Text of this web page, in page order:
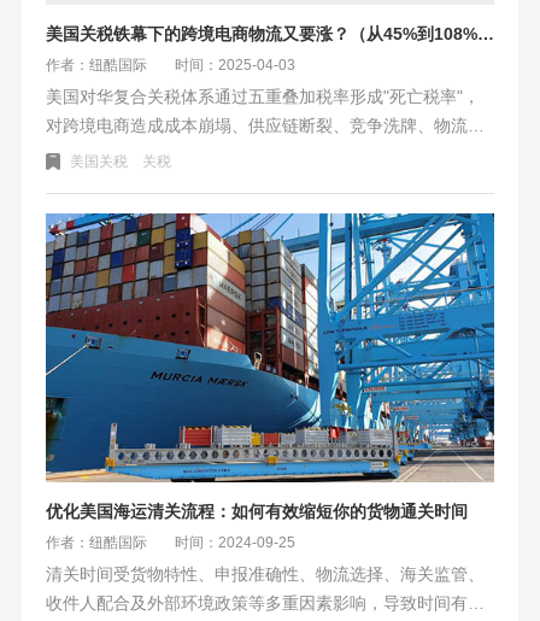
美国关税铁幕下的跨境电商物流又要涨？（从45%到108%的叠加绞杀）
作者：纽酷国际 时间：2025-04-03
美国对华复合关税体系通过五重叠加税率形成"死亡税率"，
对跨境电商造成成本崩塌、供应链断裂、竞争洗牌、物流紊
乱四大冲击。破局之道在于创新关税转嫁公式、再造韧性供
城河深化、地缘套利常态化的新贸易秩序，适变者将以柔性
创新翻越高关税壁垒。
美国关税 关税
优化美国海运清关流程：如何有效缩短你的货物通关时间
作者：纽酷国际 时间：2024-09-25
清关时间受货物特性、申报准确性、物流选择、海关监管、
收件人配合及外部环境政策等多重因素影响，导致时间有快